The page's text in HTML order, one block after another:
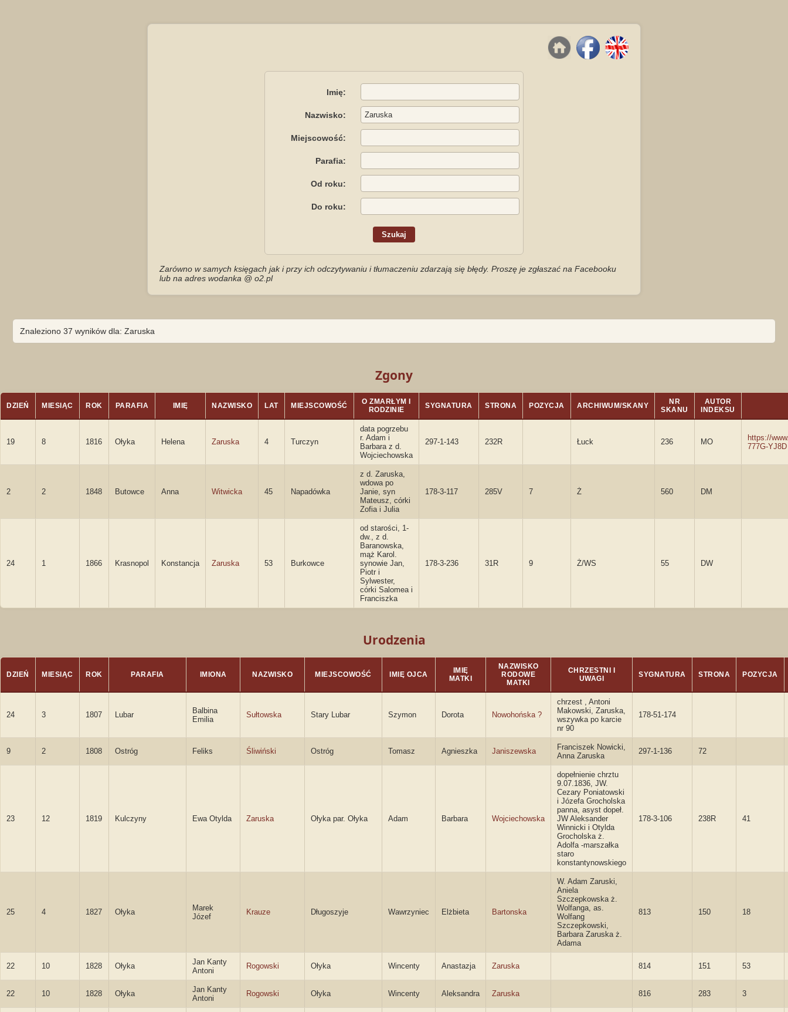
Imię:
Nazwisko:
Miejscowość:
Parafia:
Od roku:
Do roku:
Zarówno w samych księgach jak i przy ich odczytywaniu i tłumaczeniu zdarzają się błędy. Proszę je zgłaszać na Facebooku
lub na adres wodanka @ o2.pl
Znaleziono 37 wyników dla: Zaruska
Zgony
DZIEŃ MIESIĄC ROK PARAFIA IMIĘ NAZWISKO LAT MIEJSCOWOŚĆ
O ZMARŁYM I
RODZINIE
SYGNATURA STRONA POZYCJA ARCHIWUM/SKANY
NR
SKANU
AUTOR
INDEKSU
19 8 1816 Ołyka Helena Zaruska 4 Turczyn
data pogrzebu
r. Adam i
Barbara z d.
Wojciechowska
297-1-143 232R Łuck 236 MO
https://
777G-YJ8D
2 2 1848 Butowce Anna Witwicka 45 Napadówka
z d. Zaruska,
wdowa po
Janie, syn
Mateusz, córki
Zofia i Julia
178-3-117 285V 7 Ż 560 DM
24 1 1866 Krasnopol Konstancja Zaruska 53 Burkowce
od starości, 1-
dw., z d.
Baranowska,
mąż Karol.
synowie Jan,
Piotr i
Sylwester,
córki Salomea i
Franciszka
178-3-236 31R 9 Ż/WS 55 DW
Urodzenia
DZIEŃ MIESIĄC ROK PARAFIA IMIONA NAZWISKO MIEJSCOWOŚĆ IMIĘ OJCA
IMIĘ
MATKI
NAZWISKO
RODOWE
MATKI
CHRZESTNI I
UWAGI
SYGNATURA STRONA POZYCJA
24 3 1807 Lubar
Balbina
Emilia
Sułtowska Stary Lubar Szymon Dorota Nowohońska ?
chrzest , Antoni
Makowski, Zaruska,
wszywka po karcie
nr 90
178-51-174
9 2 1808 Ostróg Feliks Śliwiński Ostróg Tomasz Agnieszka Janiszewska
Franciszek Nowicki,
Anna Zaruska
297-1-136 72
23 12 1819 Kulczyny Ewa Otylda Zaruska Ołyka par. Ołyka Adam Barbara Wojciechowska
dopełnienie chrztu
9.07.1836, JW.
Cezary Poniatowski
i Józefa Grocholska
panna, asyst dopeł.
JW Aleksander
Winnicki i Otylda
Grocholska ż.
Adolfa -marszałka
staro
konstantynowskiego
178-3-106 238R 41
25 4 1827 Ołyka
Marek
Józef
Krauze Długoszyje Wawrzyniec Elżbieta Bartonska
W. Adam Zaruski,
Aniela
Szczepkowska ż.
Wolfanga, as.
Wolfang
Szczepkowski,
Barbara Zaruska ż.
Adama
813 150 18
22 10 1828 Ołyka
Jan Kanty
Antoni
Rogowski Ołyka Wincenty Anastazja Zaruska 814 151 53
22 10 1828 Ołyka
Jan Kanty
Antoni
Rogowski Ołyka Wincenty Aleksandra Zaruska 816 283 3